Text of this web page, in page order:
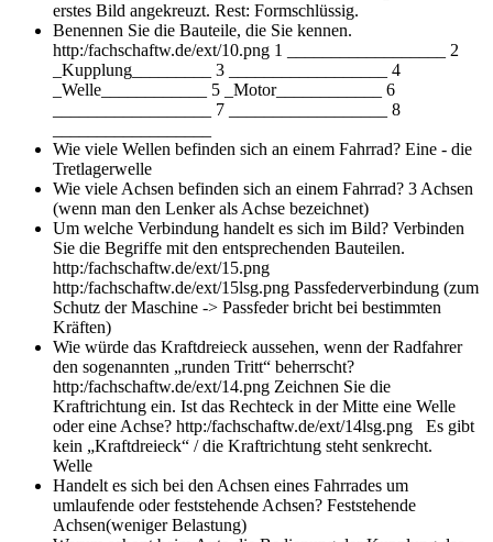
erstes Bild angekreuzt. Rest: Formschlüssig.
Benennen Sie die Bauteile, die Sie kennen.
http:/fachschaftw.de/ext/10.png 1 __________________ 2
_Kupplung_________ 3 __________________ 4
_Welle____________ 5 _Motor____________ 6
__________________ 7 __________________ 8
Wie viele Wellen befinden sich an einem Fahrrad? Eine - die
Tretlagerwelle
Wie viele Achsen befinden sich an einem Fahrrad? 3 Achsen
(wenn man den Lenker als Achse bezeichnet)
Um welche Verbindung handelt es sich im Bild? Verbinden
Sie die Begriffe mit den entsprechenden Bauteilen.
http:/fachschaftw.de/ext/15.png
http:/fachschaftw.de/ext/15lsg.png Passfederverbindung (zum
Schutz der Maschine -> Passfeder bricht bei bestimmten
Kräften)
Wie würde das Kraftdreieck aussehen, wenn der Radfahrer
den sogenannten „runden Tritt“ beherrscht?
http:/fachschaftw.de/ext/14.png Zeichnen Sie die
Kraftrichtung ein. Ist das Rechteck in der Mitte eine Welle
oder eine Achse? http:/fachschaftw.de/ext/14lsg.png Es gibt
kein „Kraftdreieck“ / die Kraftrichtung steht senkrecht.
Welle
Handelt es sich bei den Achsen eines Fahrrades um
umlaufende oder feststehende Achsen? Feststehende
Achsen(weniger Belastung)